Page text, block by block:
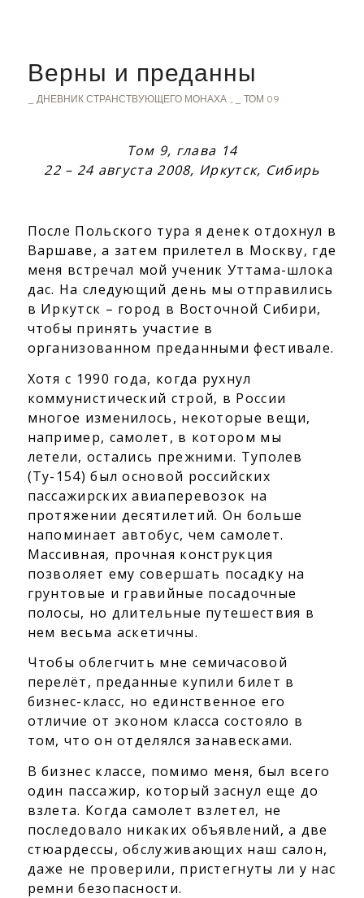
Верны и преданны
_ ДНЕВНИК СТРАНСТВУЮЩЕГО МОНАХА :, _ ТОМ 09
Том 9, глава 14
22 – 24 августа 2008, Иркутск, Сибирь
После Польского тура я денек отдохнул в
Варшаве, а затем прилетел в Москву, где
меня встречал мой ученик Уттама-шлока
дас. На следующий день мы отправились
в Иркутск – город в Восточной Сибири,
чтобы принять участие в
организованном преданными фестивале.
Хотя с 1990 года, когда рухнул
коммунистический строй, в России
многое изменилось, некоторые вещи,
например, самолет, в котором мы
летели, остались прежними. Туполев
(Ту-154) был основой российских
пассажирских авиаперевозок на
протяжении десятилетий. Он больше
напоминает автобус, чем самолет.
Массивная, прочная конструкция
позволяет ему совершать посадку на
грунтовые и гравийные посадочные
полосы, но длительные путешествия в
нем весьма аскетичны.
Чтобы облегчить мне семичасовой
перелёт, преданные купили билет в
бизнес-класс, но единственное его
отличие от эконом класса состояло в
том, что он отделялся занавесками.
В бизнес классе, помимо меня, был всего
один пассажир, который заснул еще до
взлета. Когда самолет взлетел, не
последовало никаких объявлений, а две
стюардессы, обслуживающих наш салон,
даже не проверили, пристегнуты ли у нас
ремни безопасности.